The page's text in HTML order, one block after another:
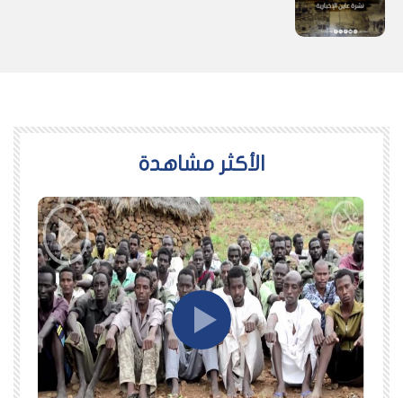
اﻷكثر مشاهدة